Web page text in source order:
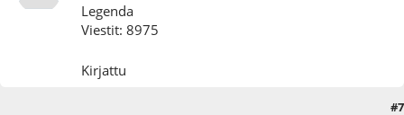
Legenda
Viestit: 8975
Kirjattu
#7